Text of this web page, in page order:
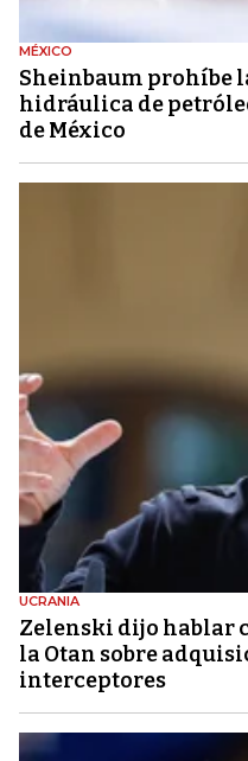
MÉXICO
Sheinbaum prohíbe
hidráulica de
de México
UCRANIA
Zelenski dijo hablar
la Otan sobre
interceptores